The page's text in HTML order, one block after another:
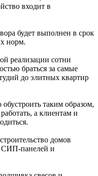
входит в
будет выполнен в срок
норм.
реализации сотни
браться за самые
до элитных квартир
таким образом,
а клиентам и
домов
СИП-панелей и